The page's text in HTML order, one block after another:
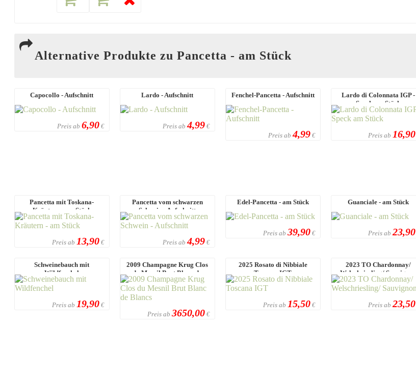
Alternative Produkte zu Pancetta - am Stück
Capocollo - Aufschnitt
Preis ab 6,90€
Lardo - Aufschnitt
Preis ab 4,99€
Fenchel-Pancetta - Aufschnitt
Preis ab 4,99€
Lardo di Colonnata IGP -
Speck am Stück
Preis ab 16,90
Pancetta mit Toskana-
Kräutern - am Stück
Preis ab 13,90€
Pancetta vom schwarzen
Schwein - Aufschnitt
Preis ab 4,99€
Edel-Pancetta - am Stück
Preis ab 39,90€
Guanciale - am Stück
Preis ab 23,90
Schweinebauch mit
Wildfenchel
Preis ab 19,90€
2009 Champagne Krug Clos
du Mesnil Brut Blanc de
Blancs
Preis ab 3650,00€
2025 Rosato di Nibbiale
Toscana IGT
Preis ab 15,50€
2023 TO Chardonnay/
Welschriesling/ Sauvignon
Preis ab 23,50